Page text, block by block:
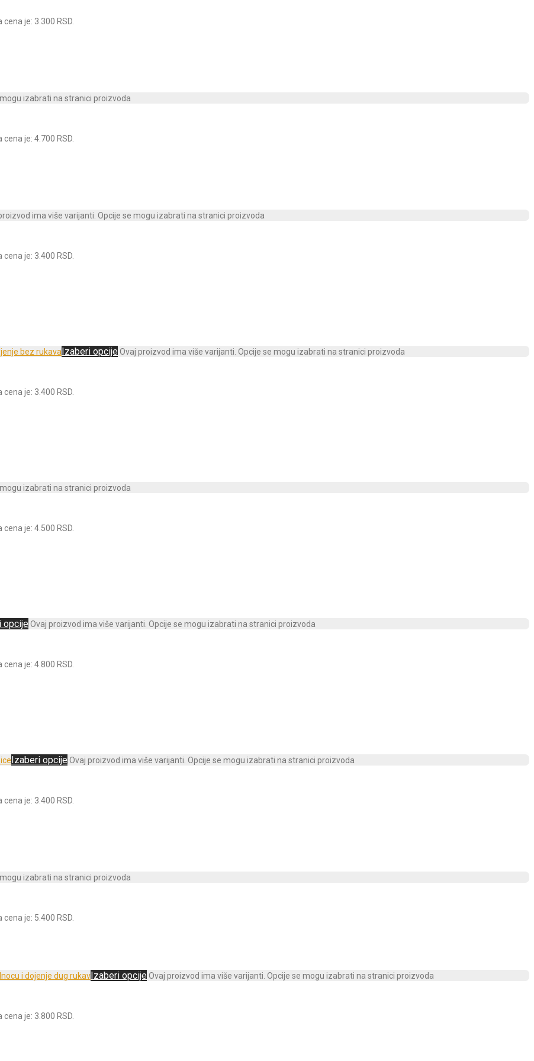
je: 3.300 RSD.
izabrati na stranici proizvoda
je: 4.700 RSD.
ima više varijanti. Opcije se mogu izabrati na stranici proizvoda
je: 3.400 RSD.
Izaberi opcije Ovaj proizvod ima više varijanti. Opcije se mogu izabrati na stranici proizvoda
je: 3.400 RSD.
izabrati na stranici proizvoda
je: 4.500 RSD.
opcije Ovaj proizvod ima više varijanti. Opcije se mogu izabrati na stranici proizvoda
je: 4.800 RSD.
Izaberi opcije Ovaj proizvod ima više varijanti. Opcije se mogu izabrati na stranici proizvoda
je: 3.400 RSD.
izabrati na stranici proizvoda
je: 5.400 RSD.
Izaberi opcije Ovaj proizvod ima više varijanti. Opcije se mogu izabrati na stranici proizvoda
je: 3.800 RSD.